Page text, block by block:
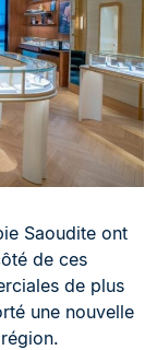
Saoudite ont
de ces
de plus
une nouvelle